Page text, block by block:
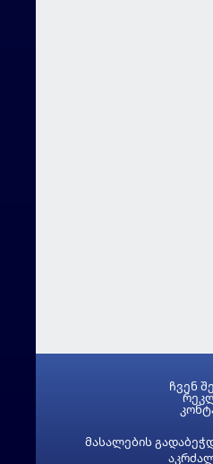
მასალების
ჩვენ